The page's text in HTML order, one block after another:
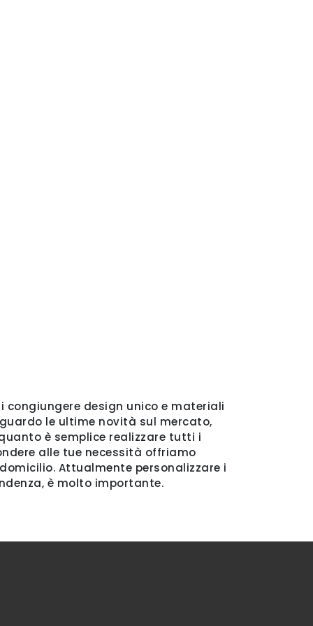
design unico e materiali
le ultime novità sul mercato,
è semplice realizzare tutti i
alle tue necessità offriamo
Attualmente personalizzare i
è molto importante.